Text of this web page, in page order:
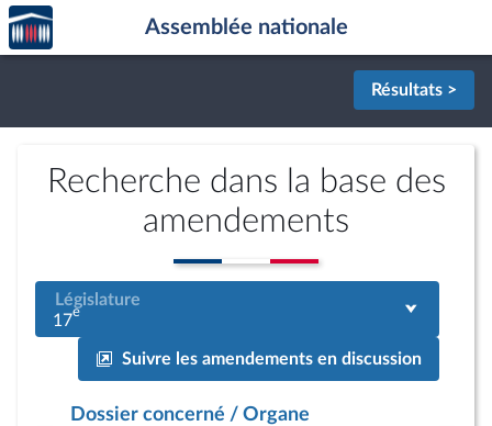
Aller au contenu
Aller en bas de la page
Accèder
à la
page
Assemblée nationale
Résultats >
Recherche dans la base des
amendements
Législature
17e
Suivre les amendements en discussion
Dossier concerné / Organe